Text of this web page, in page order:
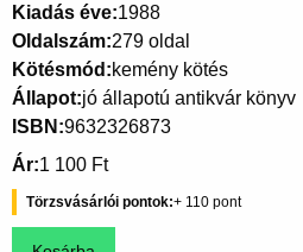
Kiadás éve 1988
Oldalszám 279 oldal
Kötésmód kemény kötés
Állapot jó állapotú antikvár könyv
ISBN 9632326873
Ár 1 100 Ft
Törzsvásárlói pontok 110